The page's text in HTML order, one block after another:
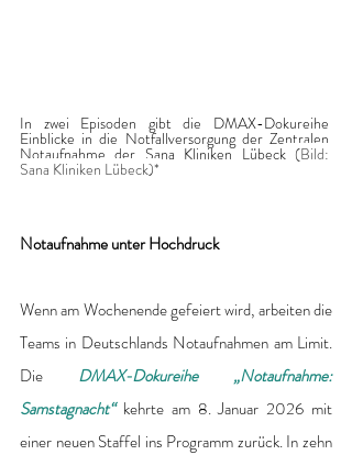
In zwei Episoden gibt die DMAX-Dokureihe
Einblicke in die Notfallversorgung der Zentralen
Notaufnahme der Sana Kliniken Lübeck (Bild:
Sana Kliniken Lübeck)*
Notaufnahme unter Hochdruck
Wenn am Wochenende gefeiert wird, arbeiten die
Teams in Deutschlands Notaufnahmen am Limit.
Die DMAX-Dokureihe „Notaufnahme:
Samstagnacht“ kehrte am 8. Januar 2026 mit
einer neuen Staffel ins Programm zurück. In zehn